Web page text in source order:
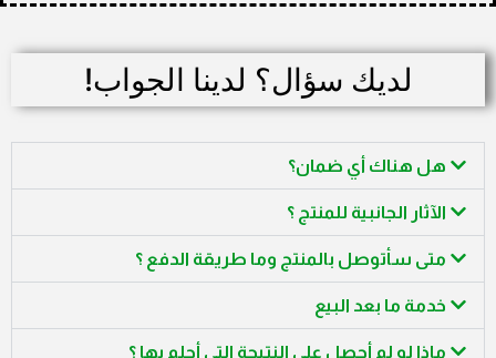
لديك سؤال؟ لدينا الجواب!
هل هناك أي ضمان؟
الآثار الجانبية للمنتج ؟
متى سأتوصل بالمنتج وما طريقة الدفع ؟
خدمة ما بعد البيع
ماذا لو لم أحصل على النتيجة التي أحلم بها ؟